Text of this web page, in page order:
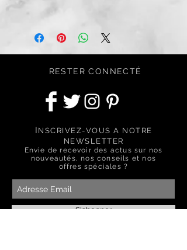
RESTER CONNECTÉ
I NSCRIVEZ-VOUS A NOTRE
NEWSLETTER
Envie de recevoir des actus sur nos
nouveautés, nos conseils et nos
offres spéciales ?
S'abonner